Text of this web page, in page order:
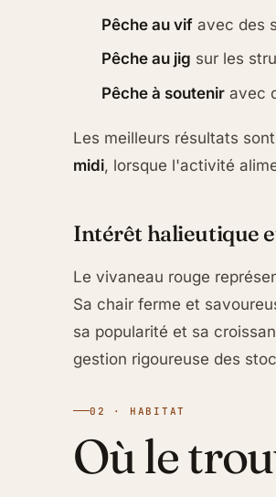
Pêche au vif avec des
Pêche au jig sur les
Pêche à soutenir avec
Les meilleurs résultats
midi, lorsque l'activité
Intérêt halieutique
Le vivaneau rouge
Sa chair ferme et
sa popularité et sa
gestion rigoureuse des
02 · HABITAT
Où le